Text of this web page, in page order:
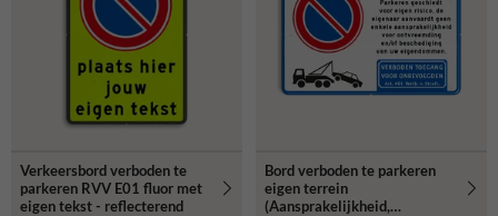
Verkeersbord verboden te
parkeren RVV E01 fluor met
eigen tekst - reflecterend
Bord verboden te parkeren
eigen terrein
(Aansprakelijkheid,